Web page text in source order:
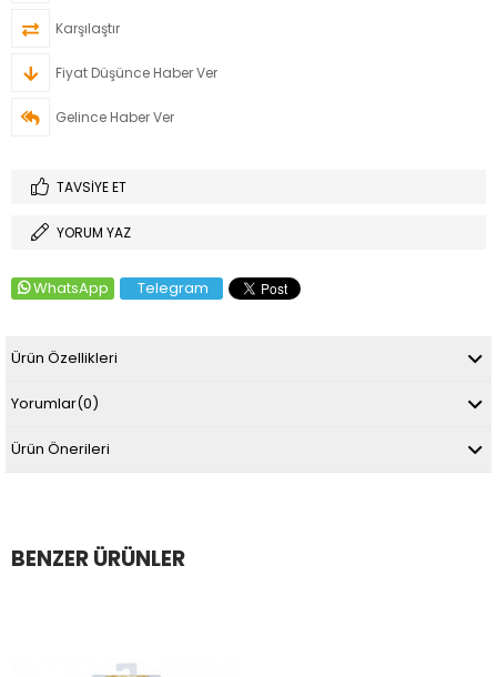
Karşılaştır
Fiyat Düşünce Haber Ver
Gelince Haber Ver
TAVSIYE ET
YORUM YAZ
WhatsApp Telegram
Ürün Özellikleri
Yorumlar(0)
Ürün Önerileri
BENZER ÜRÜNLER